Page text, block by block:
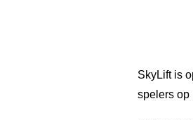
SkyLift is
spelers op